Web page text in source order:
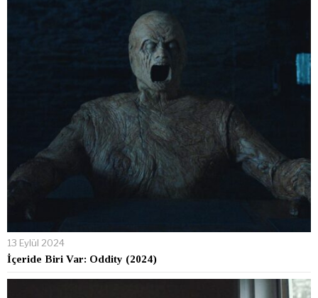
13 Eylül 2024
İçeride Biri Var: Oddity (2024)